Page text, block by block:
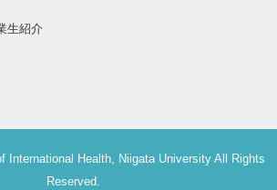
生紹介
International Health, Niigata University All Rights
Reserved.